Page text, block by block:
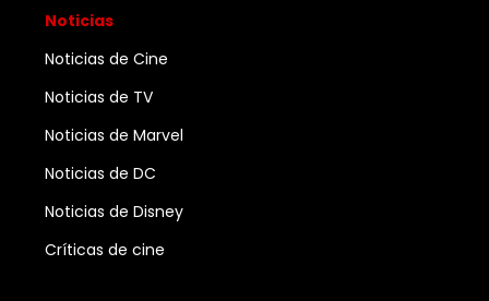
Noticias
Noticias de Cine
Noticias de TV
Noticias de Marvel
Noticias de DC
Noticias de Disney
Críticas de cine